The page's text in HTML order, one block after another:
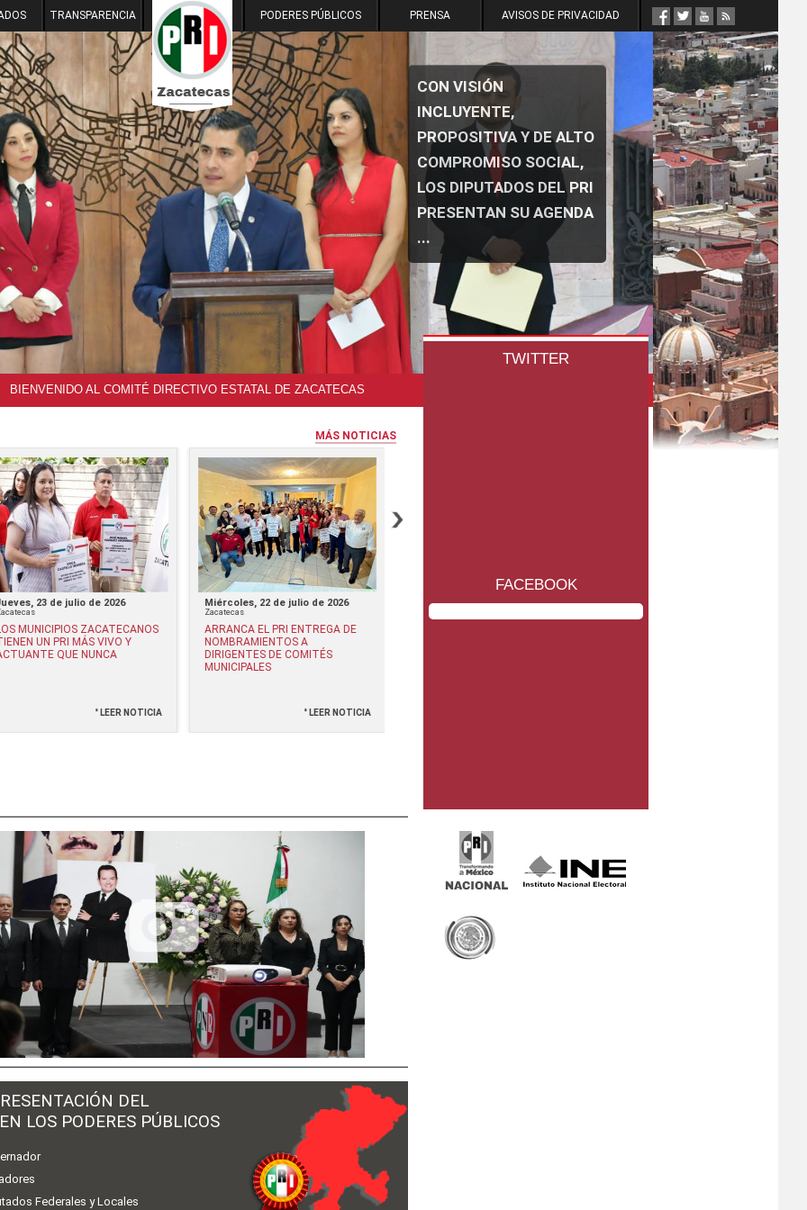
TRANSPARENCIA PODERES PÚBLICOS PRENSA AVISOS DE PRIVACIDAD
BIENVENIDO AL COMITÉ DIRECTIVO ESTATAL DE ZACATECAS
CON VISIÓN
INCLUYENTE,
PROPOSITIVA Y DE ALTO
COMPROMISO SOCIAL,
LOS DIPUTADOS DEL PRI
PRESENTAN SU AGENDA
...
MÁS NOTICIAS
23 de julio de 2026
MUNICIPIOS ZACATECANOS
UN PRI MÁS VIVO Y
QUE NUNCA
° LEER NOTICIA
Miércoles, 22 de julio de 2026
Zacatecas
ARRANCA EL PRI ENTREGA DE
NOMBRAMIENTOS A
DIRIGENTES DE COMITÉS
MUNICIPALES
° LEER NOTICIA
Martes, 21 de julio de 2026 Lunes, 20 de julio de 2026
DEL
LOS PODERES PÚBLICOS
Federales y Locales
TWITTER
FACEBOOK